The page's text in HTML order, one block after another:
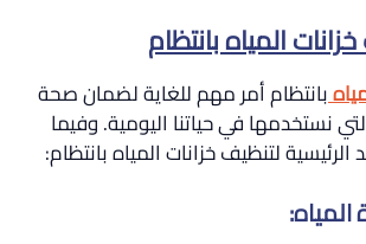
المياه بانتظام
بانتظام أمر مهم للغاية لضمان صحة
نستخدمها في حياتنا اليومية. وفيما
لتنظيف خزانات المياه بانتظام: